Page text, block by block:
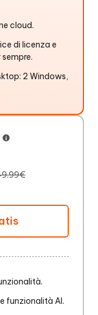
funzionalità AI.
cloud.
di licenza e
2 Windows,